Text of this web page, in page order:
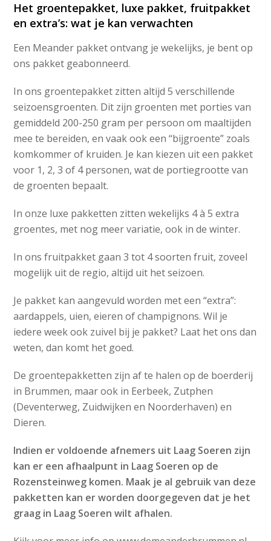
Het groentepakket, luxe pakket, fruitpakket
en extra’s: wat je kan verwachten
Een Meander pakket ontvang je wekelijks, je bent op
ons pakket geabonneerd.
In ons groentepakket zitten altijd 5 verschillende
seizoensgroenten. Dit zijn groenten met porties van
gemiddeld 200-250 gram per persoon om maaltijden
mee te bereiden, en vaak ook een “bijgroente” zoals
komkommer of kruiden. Je kan kiezen uit een pakket
voor 1, 2, 3 of 4 personen, wat de portiegrootte van
de groenten bepaalt.
In onze luxe pakketten zitten wekelijks 4 à 5 extra
groentes, met nog meer variatie, ook in de winter.
In ons fruitpakket gaan 3 tot 4 soorten fruit, zoveel
mogelijk uit de regio, altijd uit het seizoen.
Je pakket kan aangevuld worden met een “extra”:
aardappels, uien, eieren of champignons. Wil je
iedere week ook zuivel bij je pakket? Laat het ons dan
weten, dan komt het goed.
De groentepakketten zijn af te halen op de boerderij
in Brummen, maar ook in Eerbeek, Zutphen
(Deventerweg, Zuidwijken en Noorderhaven) en
Dieren.
Indien er voldoende afnemers uit Laag Soeren zijn
kan er een afhaalpunt in Laag Soeren op de
Rozensteinweg komen. Maak je al gebruik van deze
pakketten kan er worden doorgegeven dat je het
graag in Laag Soeren wilt afhalen.